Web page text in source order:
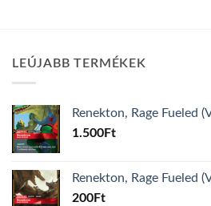
LEÚJABB TERMÉKEK
Renekton, Rage Fueled
1.500Ft
Renekton, Rage Fueled
200Ft